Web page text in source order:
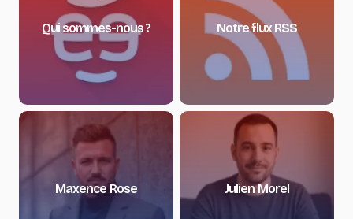
Qui sommes-nous ? Notre flux RSS
Maxence Rose Julien Morel